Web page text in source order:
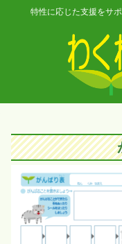
特性に応じた支援をサ